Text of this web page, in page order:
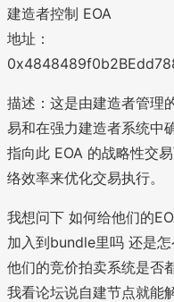
建造者控制 EOA
地址：
描述：这是由建造者管理
易和在强力建造者系统中
指向此 EOA 的战略性交
络效率来优化交易执行。
我想问下 如何给他们的
加入到bundle里吗 还是怎
他们的竞价拍卖系统是否
我看论坛说自建节点就能